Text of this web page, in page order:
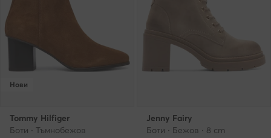
Нови
Tommy Hilfiger
Боти · Тъмнобежов
Jenny Fairy
Боти · Бежов · 8 cm